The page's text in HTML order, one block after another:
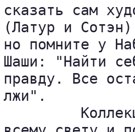
сказать сам
(Латур и
но помните у
Шаши: "Найти
правду. Все
лжи".